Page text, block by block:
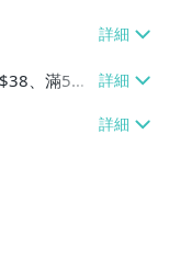
、滿5件
取貨
款【單件
免運
、滿5件